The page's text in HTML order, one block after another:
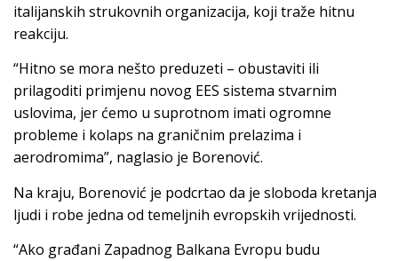
italijanskih strukovnih organizacija, koji traže hitnu
reakciju.
“Hitno se mora nešto preduzeti – obustaviti ili
prilagoditi primjenu novog EES sistema stvarnim
uslovima, jer ćemo u suprotnom imati ogromne
probleme i kolaps na graničnim prelazima i
aerodromima”, naglasio je Borenović.
Na kraju, Borenović je podcrtao da je sloboda kretanja
ljudi i robe jedna od temeljnih evropskih vrijednosti.
“Ako građani Zapadnog Balkana Evropu budu